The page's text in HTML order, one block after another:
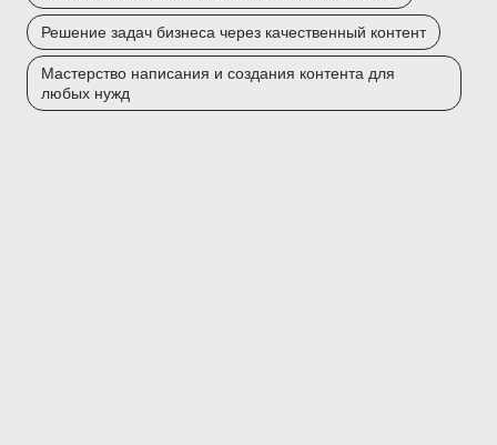
Решение задач бизнеса через качественный контент
Мастерство написания и создания контента для
любых нужд